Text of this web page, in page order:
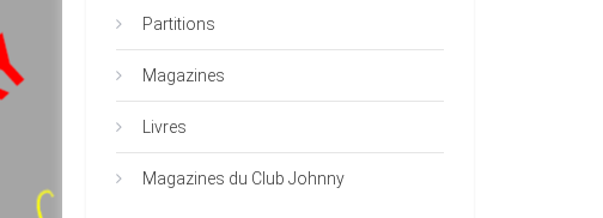
Partitions
Magazines
Livres
Magazines du Club Johnny